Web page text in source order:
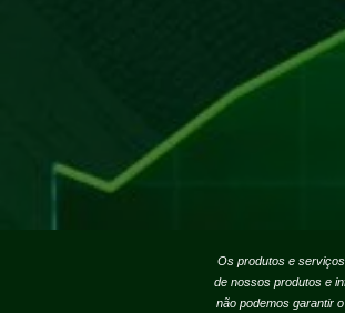
Os produtos e
de nossos produtos e
não podemos garantir